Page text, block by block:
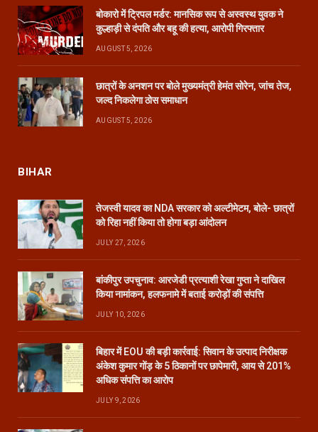
बोकारो में ट्रिपल मर्डर: मानसिक रूप से अस्वस्थ युवक ने
कुल्हाड़ी से दंपति और बहू की हत्या, आरोपी गिरफ्तार
AUGUST 5, 2026
छात्रों के अनशन पर बोले मुख्यमंत्री हेमंत सोरेन, जांच तेज,
जल्द निकलेगा ठोस समाधान
AUGUST 5, 2026
BIHAR
तेजस्वी यादव का NDA सरकार को अल्टीमेटम, बोले- छात्रों
को रिहा नहीं किया तो होगा बड़ा आंदोलन
JULY 27, 2026
बांकीपुर उपचुनाव: आरजेडी प्रत्याशी रेखा गुप्ता ने दाखिल
किया नामांकन, हलफनामे में बताई करोड़ों की संपत्ति
JULY 10, 2026
बिहार में EOU की बड़ी कार्रवाई: सिवान के उत्पाद निरीक्षक
अंकेश कुमार गोंड़ के 5 ठिकानों पर छापेमारी, आय से 201%
अधिक संपत्ति का आरोप
JULY 9, 2026